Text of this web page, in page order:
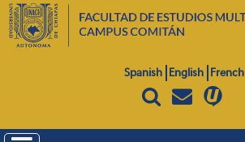
Spanish English French